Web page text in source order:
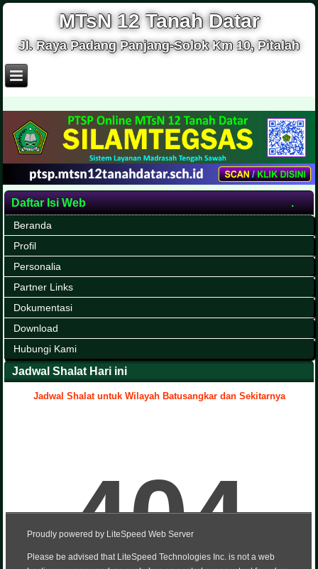
MTsN 12 Tanah Datar
Jl. Raya Padang Panjang-Solok Km 10, Pitalah
Daftar Isi Web
Beranda
Profil
Personalia
Partner Links
Dokumentasi
Download
Hubungi Kami
Jadwal Shalat Hari ini
Jadwal Shalat untuk Wilayah Batusangkar dan Sekitarnya